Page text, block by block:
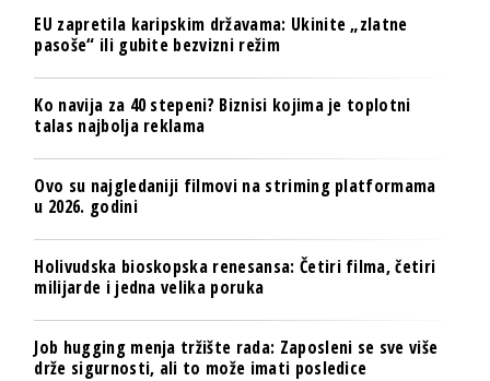
EU zapretila karipskim državama: Ukinite „zlatne
pasoše“ ili gubite bezvizni režim
Ko navija za 40 stepeni? Biznisi kojima je toplotni
talas najbolja reklama
Ovo su najgledaniji filmovi na striming platformama
u 2026. godini
Holivudska bioskopska renesansa: Četiri filma, četiri
milijarde i jedna velika poruka
Job hugging menja tržište rada: Zaposleni se sve više
drže sigurnosti, ali to može imati posledice